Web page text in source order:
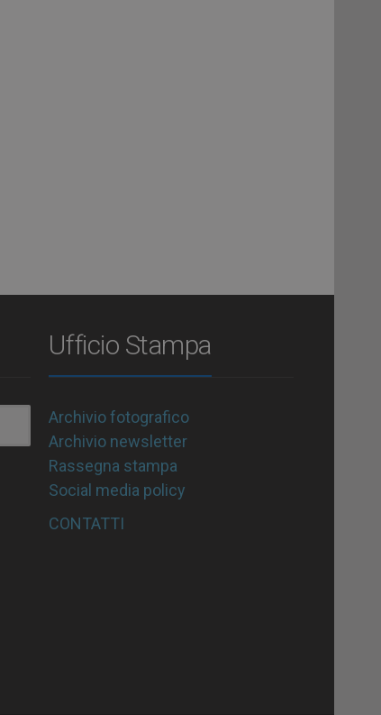
Ufficio Stampa
Archivio fotografico
Archivio newsletter
Rassegna stampa
Social media policy
CONTATTI